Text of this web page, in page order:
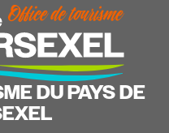
DU PAYS DE